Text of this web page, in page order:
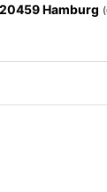
20459 Hamburg